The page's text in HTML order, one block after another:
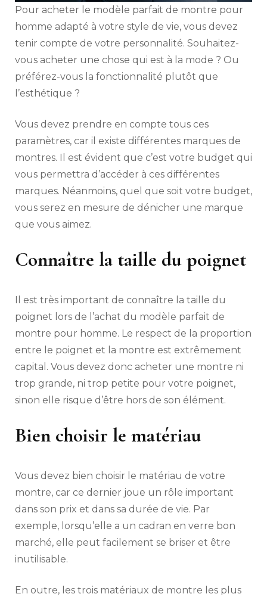
Pour acheter le modèle parfait de montre pour
homme adapté à votre style de vie, vous devez
tenir compte de votre personnalité. Souhaitez-
vous acheter une chose qui est à la mode ? Ou
préférez-vous la fonctionnalité plutôt que
l’esthétique ?
Vous devez prendre en compte tous ces
paramètres, car il existe différentes marques de
montres. Il est évident que c’est votre budget qui
vous permettra d’accéder à ces différentes
marques. Néanmoins, quel que soit votre budget,
vous serez en mesure de dénicher une marque
que vous aimez.
Connaître la taille du poignet
Il est très important de connaître la taille du
poignet lors de l’achat du modèle parfait de
montre pour homme. Le respect de la proportion
entre le poignet et la montre est extrêmement
capital. Vous devez donc acheter une montre ni
trop grande, ni trop petite pour votre poignet,
sinon elle risque d’être hors de son élément.
Bien choisir le matériau
Vous devez bien choisir le matériau de votre
montre, car ce dernier joue un rôle important
dans son prix et dans sa durée de vie. Par
exemple, lorsqu’elle a un cadran en verre bon
marché, elle peut facilement se briser et être
inutilisable.
En outre, les trois matériaux de montre les plus